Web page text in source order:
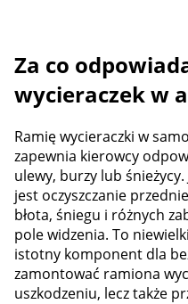
Za co
wycieraczek w
Ramię wycieraczki w
zapewnia kierowcy
ulewy, burzy lub
jest oczyszczanie
błota, śniegu i różnych
pole widzenia. To
istotny komponent dla
zamontować ramiona
uszkodzeniu, lecz także